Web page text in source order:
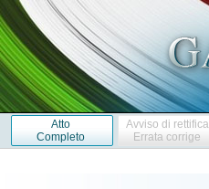
Atto
Completo
Avviso di rettifica
Errata corrige